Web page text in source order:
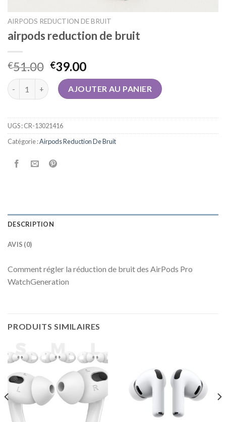
AIRPODS REDUCTION DE BRUIT
airpods reduction de bruit
€51.00 €39.00
quantité de airpods reduction de bruit
AJOUTER AU PANIER
UGS :CR-13021416
Catégorie :Airpods Reduction De Bruit
DESCRIPTION
AVIS (0)
Comment régler la réduction de bruit des AirPods Pro
WatchGeneration
PRODUITS SIMILAIRES